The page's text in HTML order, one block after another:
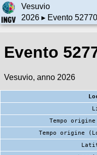
Vesuvio
2026▸ Evento 52770
Evento
Vesuvio, anno 2026
Tempo origine
Tempo origine